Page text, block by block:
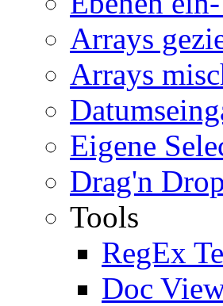
Arrays
Arrays
Eigene
Drag'n Drop
Tools
RegEx
Doc